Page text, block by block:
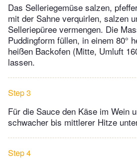
Das Selleriegemüse salzen,
mit der Sahne verquirlen, salzen
Selleriepüree vermengen. Die
Puddingform füllen, in einem 80°
heißen Backofen (Mitte, Umluft
lassen.
Step 3
Für die Sauce den Käse im Wein
schwacher bis mittlerer Hitze
Step 4